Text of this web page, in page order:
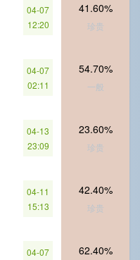
04-07
12:20
41.60%
珍贵
04-07
02:11
54.70%
一般
04-13
23:09
23.60%
珍贵
04-11
15:13
42.40%
珍贵
04-07
62.40%